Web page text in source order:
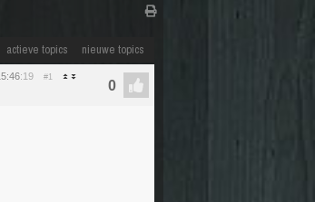
actieve topics nieuwe topics
:19 #1